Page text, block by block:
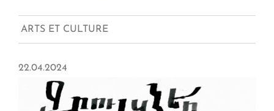
ARTS ET CULTURE
22.04.2024